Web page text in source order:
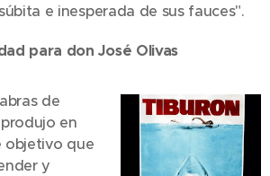
e inesperada de sus fauces".
para don José Olivas
de
en
objetivo que
y